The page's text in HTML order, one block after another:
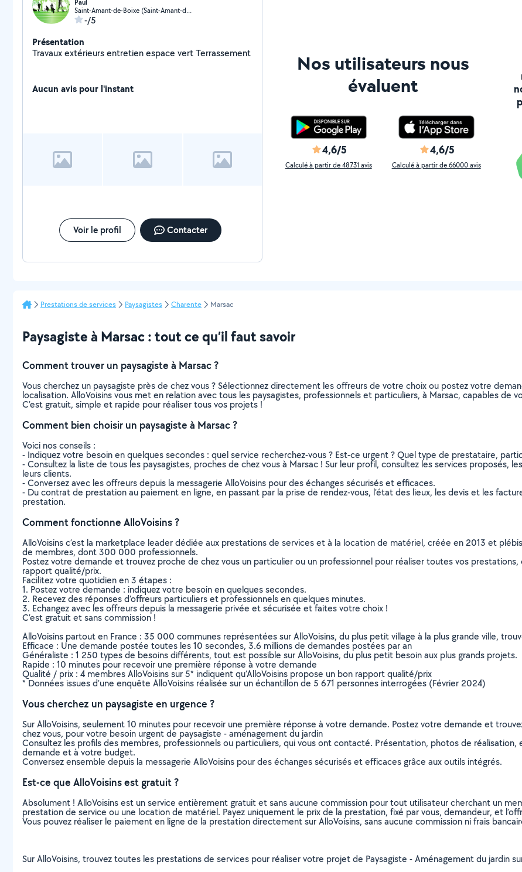
Paul
Saint-Amant-de-Boixe (Saint-Amant-de-Boixe)
-/5
Présentation
Travaux extérieurs entretien espace vert Terrassement
Aucun avis pour l'instant
Voir le profil Contacter
Nos utilisateurs nous
évaluent
4,6/5
Calculé à partir de 48731 avis
4,6/5
Calculé à partir de 66000 avis
Prestations de services Paysagistes Charente Marsac
Paysagiste à Marsac : tout ce qu’il faut savoir
Comment trouver un paysagiste à Marsac ?
Vous cherchez un paysagiste près de chez vous ? Sélectionnez directement les offreurs de votre choix ou postez votre
localisation. AlloVoisins vous met en relation avec tous les paysagistes, professionnels et particuliers, à Marsac, capables de
C’est gratuit, simple et rapide pour réaliser tous vos projets !
Comment bien choisir un paysagiste à Marsac ?
Voici nos conseils :
- Indiquez votre besoin en quelques secondes : quel service recherchez-vous ? Est-ce urgent ? Quel type de prestataire,
- Consultez la liste de tous les paysagistes, proches de chez vous à Marsac ! Sur leur profil, consultez les services proposés,
leurs clients.
- Conversez avec les offreurs depuis la messagerie AlloVoisins pour des échanges sécurisés et efficaces.
- Du contrat de prestation au paiement en ligne, en passant par la prise de rendez-vous, l’état des lieux, les devis et les
prestation.
Comment fonctionne AlloVoisins ?
AlloVoisins c’est la marketplace leader dédiée aux prestations de services et à la location de matériel, créée en 2013 et
de membres, dont 300 000 professionnels.
Postez votre demande et trouvez proche de chez vous un particulier ou un professionnel pour réaliser toutes vos
rapport qualité/prix.
Facilitez votre quotidien en 3 étapes :
1. Postez votre demande : indiquez votre besoin en quelques secondes.
2. Recevez des réponses d’offreurs particuliers et professionnels en quelques minutes.
3. Echangez avec les offreurs depuis la messagerie privée et sécurisée et faites votre choix !
C’est gratuit et sans commission !
AlloVoisins partout en France : 35 000 communes représentées sur AlloVoisins, du plus petit village à la plus grande ville,
Efficace : Une demande postée toutes les 10 secondes, 3.6 millions de demandes postées par an
Généraliste : 1 250 types de besoins différents, tout est possible sur AlloVoisins, du plus petit besoin aux plus grands projets.
Rapide : 10 minutes pour recevoir une première réponse à votre demande
Qualité / prix : 4 membres AlloVoisins sur 5* indiquent qu’AlloVoisins propose un bon rapport qualité/prix
* Données issues d’une enquête AlloVoisins réalisée sur un échantillon de 5 671 personnes interrogées (Février 2024)
Vous cherchez un paysagiste en urgence ?
Sur AlloVoisins, seulement 10 minutes pour recevoir une première réponse à votre demande. Postez votre demande et
chez vous, pour votre besoin urgent de paysagiste - aménagement du jardin
Consultez les profils des membres, professionnels ou particuliers, qui vous ont contacté. Présentation, photos de
demande et à votre budget.
Conversez ensemble depuis la messagerie AlloVoisins pour des échanges sécurisés et efficaces grâce aux outils intégrés.
Est-ce que AlloVoisins est gratuit ?
Absolument ! AlloVoisins est un service entièrement gratuit et sans aucune commission pour tout utilisateur cherchant un
prestation de service ou une location de matériel. Payez uniquement le prix de la prestation, fixé par vous, demandeur, et
Vous pouvez réaliser le paiement en ligne de la prestation directement sur AlloVoisins, sans aucune commission ni frais
Sur AlloVoisins, trouvez toutes les prestations de services pour réaliser votre projet de Paysagiste - Aménagement du jardin